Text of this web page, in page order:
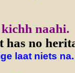
naahi.
has no
laat niets na.